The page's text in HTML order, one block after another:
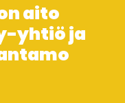
aito
yhtiö ja